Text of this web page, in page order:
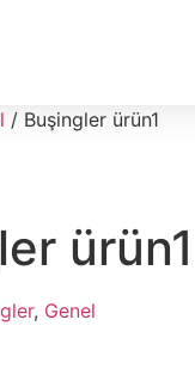
/ Buşingler ürün1
ürün1
, Genel